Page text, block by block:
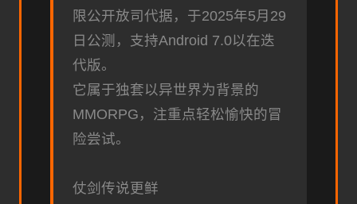
限公开放司代据，于2025年5月29
日公测，支持Android 7.0以在迭
代版。
它属于独套以异世界为背景的
MMORPG，注重点轻松愉快的冒
险尝试。
仗剑传说更鲜